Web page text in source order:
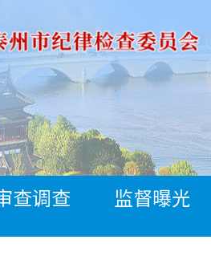
查调查 监督曝光